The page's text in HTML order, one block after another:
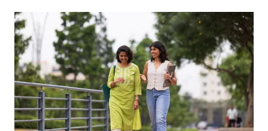
使
用
日
曆
和
選
擇
日